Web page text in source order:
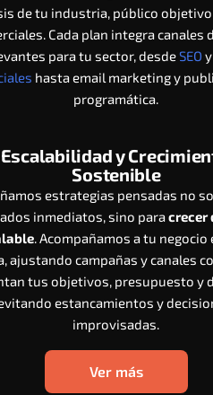
de tu industria, público
Cada plan integra canales
para tu sector, desde SEO y
hasta email marketing y
programática.
Escalabilidad y
Sostenible
estrategias pensadas no
inmediatos, sino para crecer
. Acompañamos a tu negocio
ajustando campañas y canales
tus objetivos, presupuesto y
estancamientos y
improvisadas.
Ver más